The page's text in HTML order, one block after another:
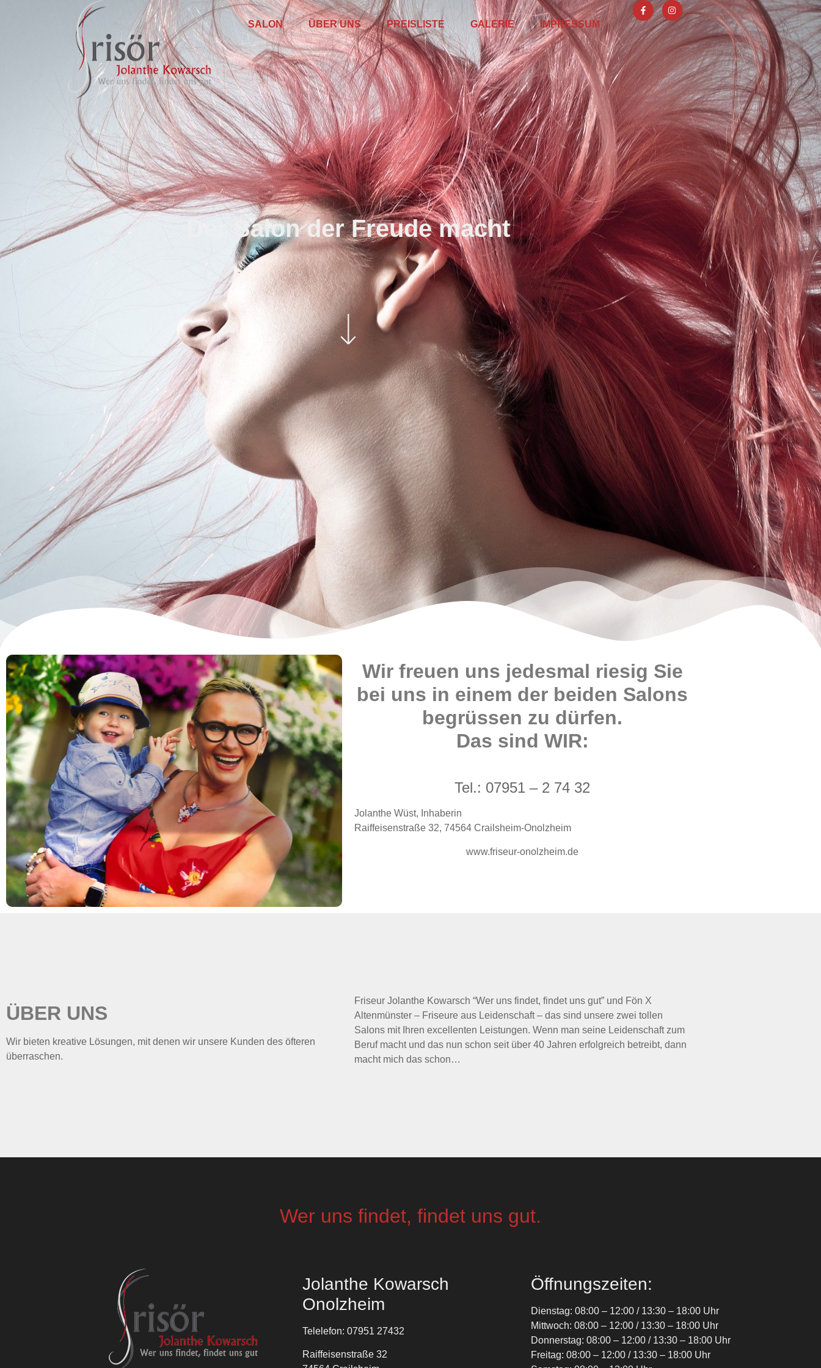
SALON ÜBER UNS PREISLISTE GALERIE IMPRESSUM
Der Salon der Freude macht
Wir freuen uns jedesmal riesig Sie
bei uns in einem der beiden Salons
begrüssen zu dürfen.
Das sind WIR:
Tel.: 07951 – 2 74 32
Jolanthe Wüst, Inhaberin
Raiffeisenstraße 32, 74564 Crailsheim-Onolzheim
www.friseur-onolzheim.de
ÜBER UNS
Wir bieten kreative Lösungen, mit denen wir unsere Kunden des öfteren
überraschen.
Friseur Jolanthe Kowarsch “Wer uns findet, findet uns gut” und Fön X
Altenmünster – Friseure aus Leidenschaft – das sind unsere zwei tollen
Salons mit Ihren excellenten Leistungen. Wenn man seine Leidenschaft zum
Beruf macht und das nun schon seit über 40 Jahren erfolgreich betreibt, dann
macht mich das schon…
Wer uns findet, findet uns gut.
Jolanthe Kowarsch
Onolzheim
Telelefon: 07951 27432
Raiffeisenstraße 32
Öffnungszeiten:
Dienstag: 08:00 – 12:00 / 13:30 – 18:00 Uhr
Mittwoch: 08:00 – 12:00 / 13:30 – 18:00 Uhr
Donnerstag: 08:00 – 12:00 / 13:30 – 18:00 Uhr
Freitag: 08:00 – 12:00 / 13:30 – 18:00 Uhr